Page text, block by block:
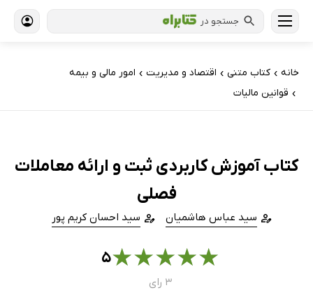
جستجو در
خانه › کتاب‌ متنی › اقتصاد و مدیریت › امور مالی و بیمه
› قوانین مالیات
کتاب آموزش کاربردی ثبت و ارائه معاملات
فصلی
سید عباس هاشمیان سید احسان کریم پور
★
★
★
★
★۵
۳ رای